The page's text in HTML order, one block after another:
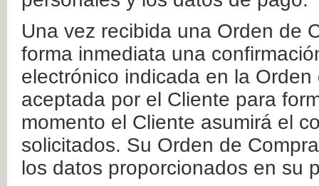
Una vez recibida una Orden de
forma inmediata una
electrónico indicada en la
aceptada por el Cliente para
momento el Cliente asumirá el
solicitados. Su Orden de
los datos proporcionados en su